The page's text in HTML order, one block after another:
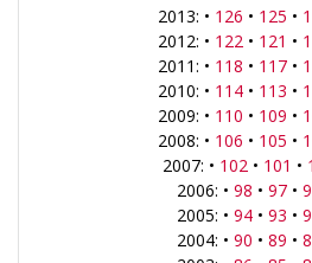
2013: • 126 • 125 •
2012: • 122• 121 •
2011: • 118 • 117•
2010: • 114• 113 •
2009: • 110 • 109 •
2008: • 106 • 105 •
2007: • 102• 101 •
2006: • 98 • 97•
2005: • 94• 93 •
2004: • 90 • 89 •